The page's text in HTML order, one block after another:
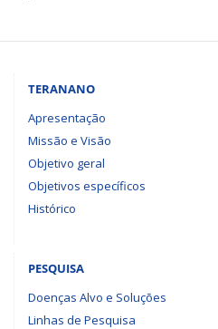
TERANANO
Apresentação
Missão e Visão
Objetivo geral
Objetivos específicos
Histórico
PESQUISA
Doenças Alvo e Soluções
Linhas de Pesquisa